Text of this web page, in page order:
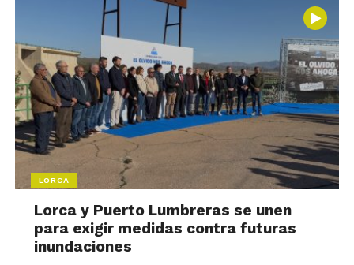
LORCA
Lorca y Puerto Lumbreras se unen
para exigir medidas contra futuras
inundaciones